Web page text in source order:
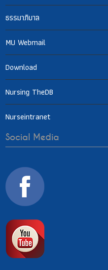
ธรรมาภิบาล
MU Webmail
Download
Nursing TheDB
Nurseintranet
Social Media